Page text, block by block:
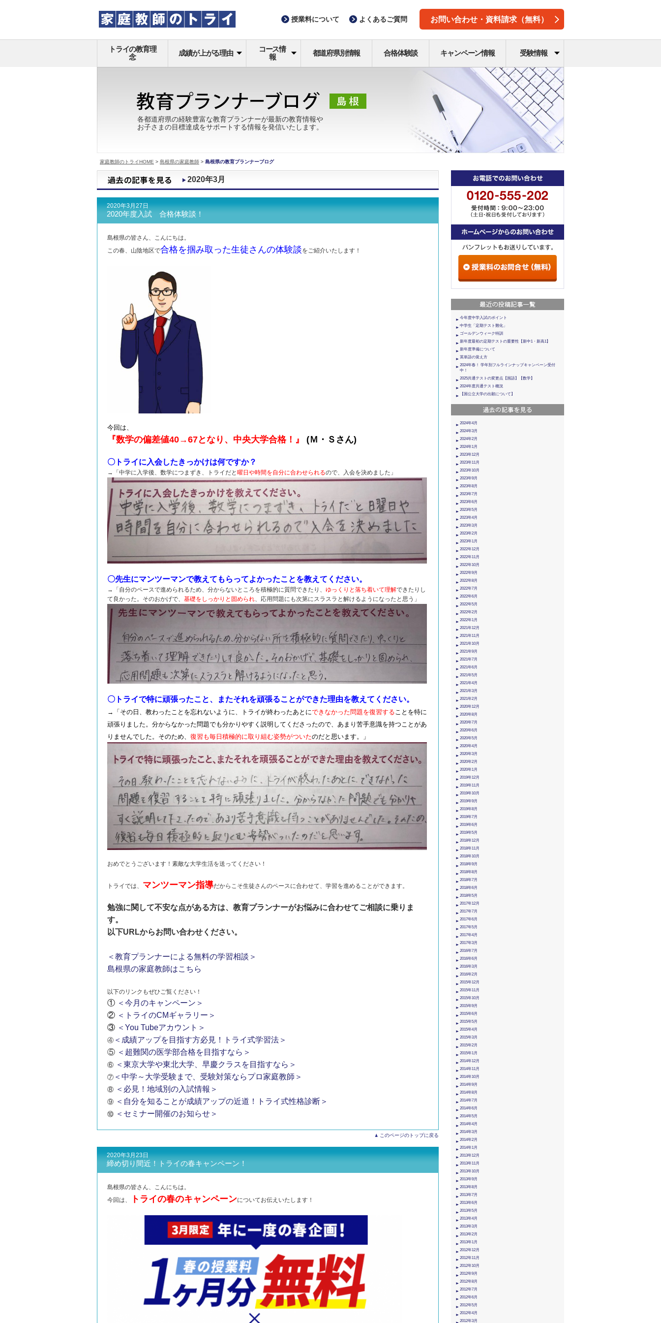
授業料について よくあるご質問 お問い合わせ・資料請求（無料）
トライの教育理
念
成績が上がる理由
コース情
報
都道府県別情報 合格体験談 キャンペーン情報 受験情報
各都道府県の経験豊富な教育プランナーが最新の教育情報や
お子さまの目標達成をサポートする情報を発信いたします。
家庭教師のトライHOME > 島根県の家庭教師 > 島根県の教育プランナーブログ
2020年3月
2020年3月27日
2020年度入試 合格体験談！
島根県の皆さん、こんにちは。
この春、山陰地区で合格を掴み取った生徒さんの体験談をご紹介いたします！
今回は、
『数学の偏差値40→67となり、中央大学合格！』 (Ｍ・Ｓさん)
〇トライに入会したきっかけは何ですか？
→「中学に入学後、数学につまずき、トライだと 曜日や時間を自分に合わせられるので、入会を決めました」
〇先生にマンツーマンで教えてもらってよかったことを教えてください。
→「自分のペースで進められるため、分からないところを積極的に質問できたり、 ゆっくりと落ち着いて理解できたりし
て良かった。そのおかげで、 基礎をしっかりと固められ、応用問題にも次第にスラスラと解けるようになったと思う」
〇トライで特に頑張ったこと、またそれを頑張ることができた理由を教えてください。
→「その日、教わったことを忘れないように、トライが終わったあとにできなかった問題を復習することを特に
頑張りました。分からなかった問題でも分かりやすく説明してくださったので、あまり苦手意識を持つことがあ
りませんでした。そのため、 復習も毎日積極的に取り組む姿勢がついたのだと思います。」
おめでとうございます！素敵な大学生活を送ってください！
トライでは、 マンツーマン指導だからこそ生徒さんのペースに合わせて、学習を進めることができます。
勉強に関して不安な点がある方は、教育プランナーがお悩みに合わせてご相談に乗りま
す。
以下URLからお問い合わせください。
＜教育プランナーによる無料の学習相談＞
島根県の家庭教師はこちら
以下のリンクもぜひご覧ください！
① ＜今月のキャンペーン＞
② ＜トライのCMギャラリー＞
③ ＜You Tubeアカウント＞
④ ＜成績アップを目指す方必見！トライ式学習法＞
⑤ ＜超難関の医学部合格を目指すなら＞
⑥ ＜東京大学や東北大学、早慶クラスを目指すなら＞
⑦ ＜中学～大学受験まで、受験対策ならプロ家庭教師＞
⑧ ＜必見！地域別の入試情報＞
⑨ ＜自分を知ることが成績アップの近道！トライ式性格診断＞
⑩ ＜セミナー開催のお知らせ＞
このページのトップに戻る
2020年3月23日
締め切り間近！トライの春キャンペーン！
島根県の皆さん、こんにちは。
今回は、
トライの春のキャンペーンについてお伝えいたします！
今年度中学入試のポイント
中学生「定期テスト難化」
ゴールデンウィーク特訓
新年度最初の定期テストの重要性【新中1・新高1】
新年度準備について
英単語の覚え方
2024年春！ 学年別フルラインナップキャンペーン受付
中！
2025共通テストの変更点【国語】【数学】
2024年度共通テスト概況
【国公立大学の出願について】
2024年4月
2024年3月
2024年2月
2024年1月
2023年12月
2023年11月
2023年10月
2023年9月
2023年8月
2023年7月
2023年6月
2023年5月
2023年4月
2023年3月
2023年2月
2023年1月
2022年12月
2022年11月
2022年10月
2022年9月
2022年8月
2022年7月
2022年6月
2022年5月
2022年2月
2022年1月
2021年12月
2021年11月
2021年10月
2021年9月
2021年7月
2021年6月
2021年5月
2021年4月
2021年3月
2021年2月
2020年12月
2020年8月
2020年7月
2020年6月
2020年5月
2020年4月
2020年3月
2020年2月
2020年1月
2019年12月
2019年11月
2019年10月
2019年9月
2019年8月
2019年7月
2019年6月
2019年5月
2018年12月
2018年11月
2018年10月
2018年9月
2018年8月
2018年7月
2018年6月
2018年5月
2017年12月
2017年7月
2017年6月
2017年5月
2017年4月
2017年3月
2016年7月
2016年6月
2016年3月
2016年2月
2015年12月
2015年11月
2015年10月
2015年9月
2015年6月
2015年5月
2015年4月
2015年3月
2015年2月
2015年1月
2014年12月
2014年11月
2014年10月
2014年9月
2014年8月
2014年7月
2014年6月
2014年5月
2014年4月
2014年3月
2014年2月
2014年1月
2013年12月
2013年11月
2013年10月
2013年9月
2013年8月
2013年7月
2013年6月
2013年5月
2013年4月
2013年3月
2013年2月
2013年1月
2012年12月
2012年11月
2012年10月
2012年9月
2012年8月
2012年7月
2012年6月
2012年5月
2012年4月
2012年3月